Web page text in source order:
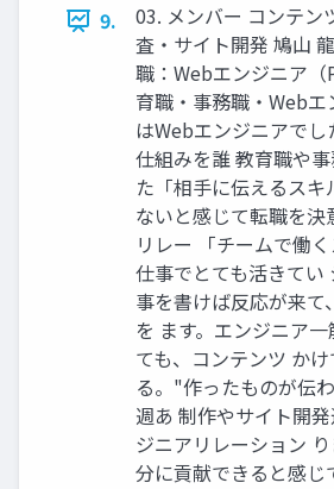
9.
03. メンバー コンテン
査・サイト開発 鳩山
職：Webエンジニア（
育職・事務職・Web
はWebエンジニアでし
仕組みを誰 教育職や
た「相手に伝えるスキ
ないと感じて転職を決
リレー 「チームで働
仕事でとても活きてい
事を書けば反応が来て
を ます。エンジニア
ても、コンテンツ か
る。"作ったものが伝
週あ 制作やサイト開
ジニアリレーション
分に貢献できると感じ